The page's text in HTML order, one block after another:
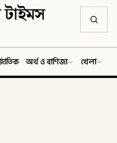
টাইমস
অর্থ ও বাণিজ্য খেলা